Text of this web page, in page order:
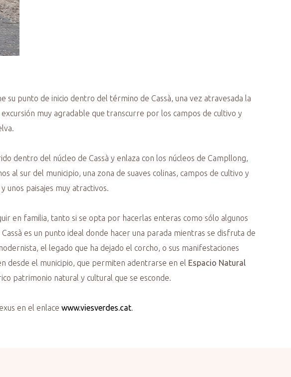
su punto de inicio dentro del término de Cassà, una vez atravesada la
muy agradable que transcurre por los campos de cultivo y
dentro del núcleo de Cassà y enlaza con los núcleos de Campllong,
al sur del municipio, una zona de suaves colinas, campos de cultivo y
unos paisajes muy atractivos.
en familia, tanto si se opta por hacerlas enteras como sólo algunos
es un punto ideal donde hacer una parada mientras se disfruta de
el legado que ha dejado el corcho, o sus manifestaciones
desde el municipio, que permiten adentrarse en el Espacio Natural
patrimonio natural y cultural que se esconde.
en el enlace www.viesverdes.cat.